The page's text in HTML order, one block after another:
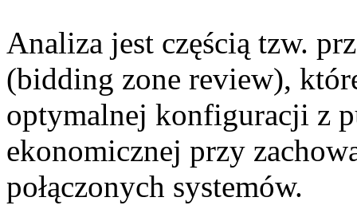
Analiza jest częścią tzw.
(bidding zone review),
optymalnej konfiguracji z
ekonomicznej przy
połączonych systemów.